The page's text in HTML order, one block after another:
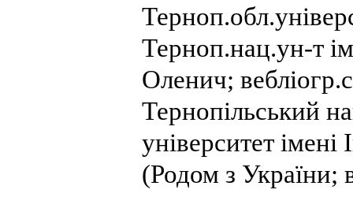
Терноп.нац.ун-т
Оленич;
Тернопільський
університет
(Родом з України;